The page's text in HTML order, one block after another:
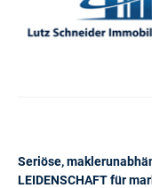
Seriöse,
LEIDENSCHAFT für